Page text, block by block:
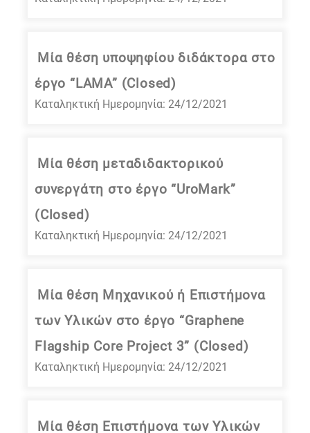
Μία θέση υποψηφίου διδάκτορα στο
έργο “LAMA” (Closed)
Καταληκτική Ημερομηνία: 24/12/2021
Μία θέση μεταδιδακτορικού
συνεργάτη στο έργο “UroMark”
(Closed)
Καταληκτική Ημερομηνία: 24/12/2021
Μία θέση Μηχανικού ή Επιστήμονα
των Υλικών στο έργο “Graphene
Flagship Core Project 3” (Closed)
Καταληκτική Ημερομηνία: 24/12/2021
Μία θέση Επιστήμονα των Υλικών